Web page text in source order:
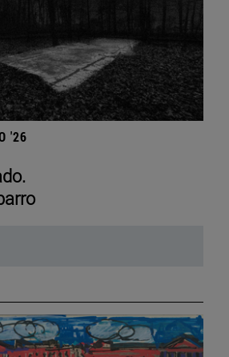
'26